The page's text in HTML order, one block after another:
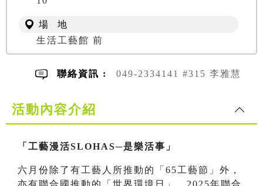
場 地
生活工藝館 前
聯絡資訊 : 049-2334141 #315 李雅慧
活動內容介紹
「工藝漫活SLOHAS─是樂活事」
六月份除了有工藝人所推動的「65工藝節」外，